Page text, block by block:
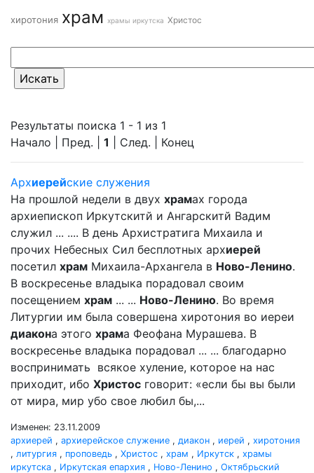
хиротония храм храмы иркутска Христос
Результаты поиска 1 - 1 из 1
Начало | Пред. | 1 | След. | Конец
Архиерейские служения
На прошлой недели в двух храмах города
архиепископ Иркутскитй и Ангарскитй Вадим
служил ... .... В день Архистратига Михаила и
прочих Небесных Сил бесплотных архиерей
посетил храм Михаила-Архангела в Ново-Ленино.
В воскресенье владыка порадовал своим
посещением храм ... ... Ново-Ленино. Во время
Литургии им была совершена хиротония во иереи
диакона этого храма Феофана Мурашева. В
воскресенье владыка порадовал ... ... благодарно
воспринимать всякое хуление, которое на нас
приходит, ибо Христос говорит: «если бы вы были
от мира, мир убо свое любил бы,...
Изменен: 23.11.2009
архиерей , архиерейское служение , диакон , иерей , хиротония
, литургия , проповедь , Христос , храм , Иркутск , храмы
иркутска , Иркутская епархия , Ново-Ленино , Октябрьский